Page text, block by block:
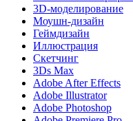
3D-моделирование
Моушн-дизайн
Геймдизайн
Иллюстрация
Скетчинг
3Ds Max
Adobe After Effects
Adobe Illustrator
Adobe Photoshop